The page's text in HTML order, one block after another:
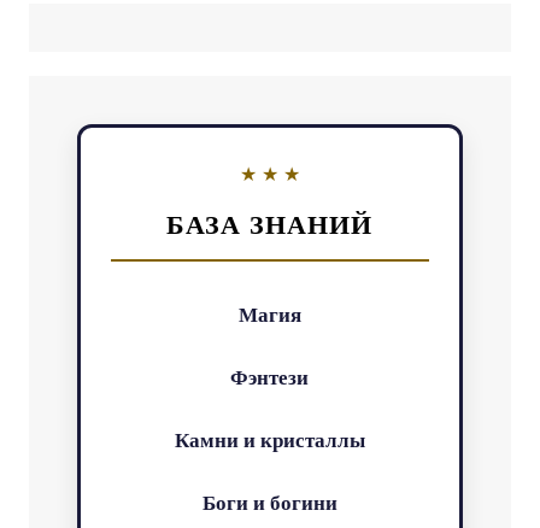
БАЗА ЗНАНИЙ
Магия
Фэнтези
Камни и кристаллы
Боги и богини